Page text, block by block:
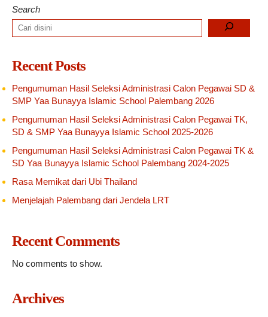
Search
Recent Posts
Pengumuman Hasil Seleksi Administrasi Calon Pegawai SD &
SMP Yaa Bunayya Islamic School Palembang 2026
Pengumuman Hasil Seleksi Administrasi Calon Pegawai TK,
SD & SMP Yaa Bunayya Islamic School 2025-2026
Pengumuman Hasil Seleksi Administrasi Calon Pegawai TK &
SD Yaa Bunayya Islamic School Palembang 2024-2025
Rasa Memikat dari Ubi Thailand
Menjelajah Palembang dari Jendela LRT
Recent Comments
No comments to show.
Archives